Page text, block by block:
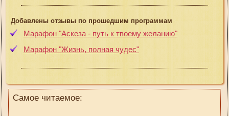
Добавлены отзывы по прошедшим программам
Марафон "Аскеза - путь к твоему желанию"
Марафон "Жизнь, полная чудес"
Самое читаемое: